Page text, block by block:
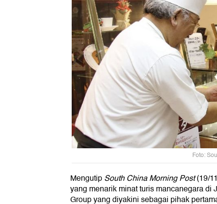
Foto:
MengutipSouth China Morning Post(19/
yang menarik minat turis mancanegara
Group yang diyakini sebagai pihak